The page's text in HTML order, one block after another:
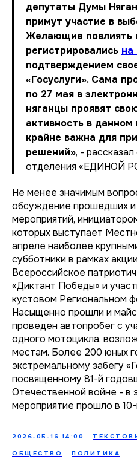
депутаты Думы
примут участие в
Желающие повлиять
регистрировались на
подтверждением
«Госуслуги». Сама
по 27 мая в
няганцы проявят
активность в данном
крайне важна для
решений», -
отделения «ЕДИНОЙ
Не менее значимым
обсуждение прошедших
мероприятий,
которых выступает
апреле наиболее
субботники в рамках
Всероссийское
«Диктант Победы» и
кустовом Региональном
Насыщенно прошли и
проведен автопробег с
одного мотоцикла,
местам. Более 200 юных
экстремальному забегу
посвященному 81-й
Отечественной войне - в
мероприятие прошло в 10-
2026-05-16 14:00
ОБЩЕСТВО ПОЛИТИКА